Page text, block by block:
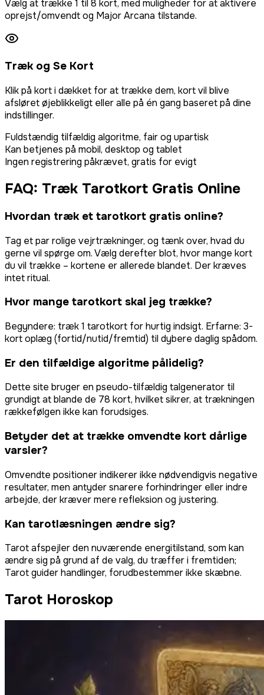
Vælg at trække 1 til 8 kort, med muligheder for at aktivere
oprejst/omvendt og Major Arcana tilstande.
Træk og Se Kort
Klik på kort i dækket for at trække dem, kort vil blive
afsløret øjeblikkeligt eller alle på én gang baseret på dine
indstillinger.
Fuldstændig tilfældig algoritme, fair og upartisk
Kan betjenes på mobil, desktop og tablet
Ingen registrering påkrævet, gratis for evigt
FAQ: Træk Tarotkort Gratis Online
Hvordan træk et tarotkort gratis online?
Tag et par rolige vejrtrækninger, og tænk over, hvad du
gerne vil spørge om. Vælg derefter blot, hvor mange kort
du vil trække – kortene er allerede blandet. Der kræves
intet ritual.
Hvor mange tarotkort skal jeg trække?
Begyndere: træk 1 tarotkort for hurtig indsigt. Erfarne: 3-
kort oplæg (fortid/nutid/fremtid) til dybere daglig spådom.
Er den tilfældige algoritme pålidelig?
Dette site bruger en pseudo-tilfældig talgenerator til
grundigt at blande de 78 kort, hvilket sikrer, at trækningen
rækkefølgen ikke kan forudsiges.
Betyder det at trække omvendte kort dårlige
varsler?
Omvendte positioner indikerer ikke nødvendigvis negative
resultater, men antyder snarere forhindringer eller indre
arbejde, der kræver mere refleksion og justering.
Kan tarotlæsningen ændre sig?
Tarot afspejler den nuværende energitilstand, som kan
ændre sig på grund af de valg, du træffer i fremtiden;
Tarot guider handlinger, forudbestemmer ikke skæbne.
Tarot Horoskop